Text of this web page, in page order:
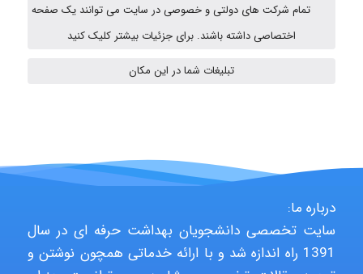
aghajari vahid
Poubakhtiari
تمام شرکت های دولتی و خصوصی در سایت می توانند یک صفحه
اختصاصی داشته باشند. برای جزئیات بیشتر کلیک کنید
تبلیغات شما در این مکان
درباره ما:
سایت تخصصی دانشجویان بهداشت حرفه ای در سال
1391 راه اندازه شد و با ارائه خدماتی همچون نوشتن و